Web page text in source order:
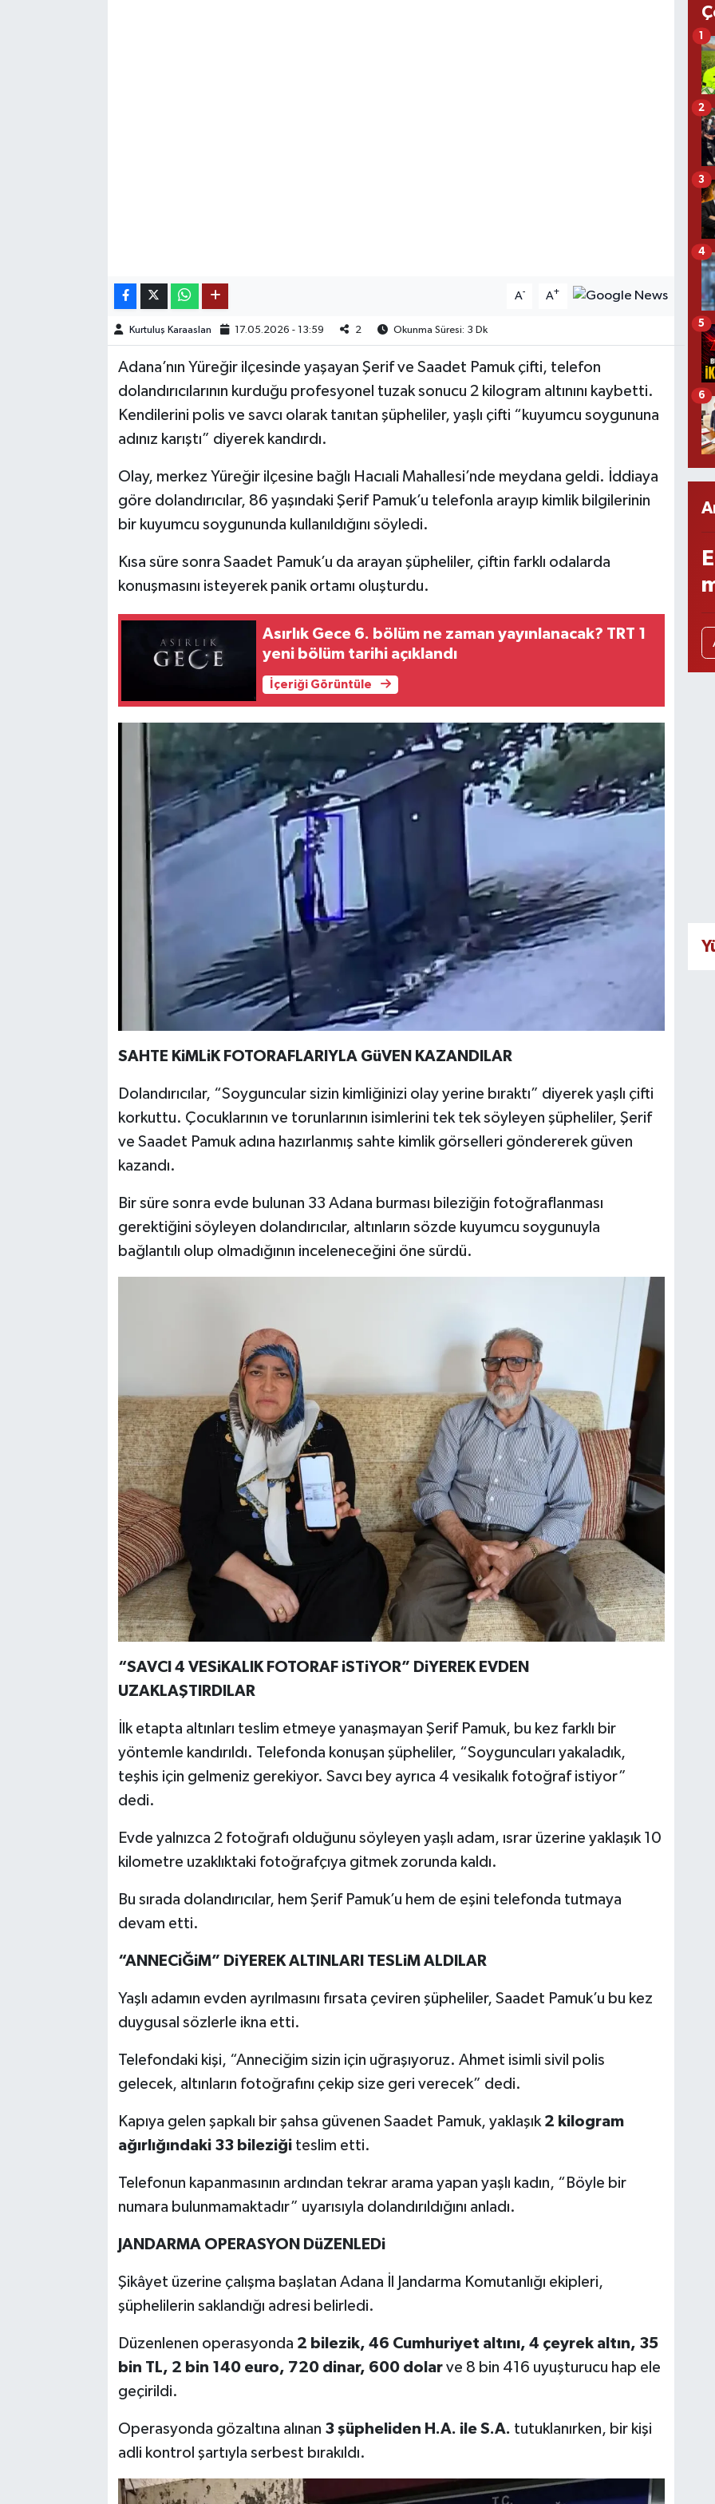
A- A+
Kurtuluş Karaaslan 17.05.2026 - 13:59 2 Okunma Süresi: 3 Dk
Adana’nın Yüreğir ilçesinde yaşayan Şerif ve Saadet Pamuk çifti, telefon
dolandırıcılarının kurduğu profesyonel tuzak sonucu 2 kilogram altınını kaybetti.
Kendilerini polis ve savcı olarak tanıtan şüpheliler, yaşlı çifti “kuyumcu soygununa
adınız karıştı” diyerek kandırdı.
Olay, merkez Yüreğir ilçesine bağlı Hacıali Mahallesi’nde meydana geldi. İddiaya
göre dolandırıcılar, 86 yaşındaki Şerif Pamuk’u telefonla arayıp kimlik bilgilerinin
bir kuyumcu soygununda kullanıldığını söyledi.
Kısa süre sonra Saadet Pamuk’u da arayan şüpheliler, çiftin farklı odalarda
konuşmasını isteyerek panik ortamı oluşturdu.
Asırlık Gece 6. bölüm ne zaman yayınlanacak? TRT 1
yeni bölüm tarihi açıklandı
İçeriği Görüntüle
SAHTE KiMLiK FOTORAFLARIYLA GüVEN KAZANDILAR
Dolandırıcılar, “Soyguncular sizin kimliğinizi olay yerine bıraktı” diyerek yaşlı çifti
korkuttu. Çocuklarının ve torunlarının isimlerini tek tek söyleyen şüpheliler, Şerif
ve Saadet Pamuk adına hazırlanmış sahte kimlik görselleri göndererek güven
kazandı.
Bir süre sonra evde bulunan 33 Adana burması bileziğin fotoğraflanması
gerektiğini söyleyen dolandırıcılar, altınların sözde kuyumcu soygunuyla
bağlantılı olup olmadığının inceleneceğini öne sürdü.
“SAVCI 4 VESiKALIK FOTORAF iSTiYOR” DiYEREK EVDEN
UZAKLAŞTIRDILAR
İlk etapta altınları teslim etmeye yanaşmayan Şerif Pamuk, bu kez farklı bir
yöntemle kandırıldı. Telefonda konuşan şüpheliler, “Soyguncuları yakaladık,
teşhis için gelmeniz gerekiyor. Savcı bey ayrıca 4 vesikalık fotoğraf istiyor”
dedi.
Evde yalnızca 2 fotoğrafı olduğunu söyleyen yaşlı adam, ısrar üzerine yaklaşık 10
kilometre uzaklıktaki fotoğrafçıya gitmek zorunda kaldı.
Bu sırada dolandırıcılar, hem Şerif Pamuk’u hem de eşini telefonda tutmaya
devam etti.
“ANNECiĞiM” DiYEREK ALTINLARI TESLiM ALDILAR
Yaşlı adamın evden ayrılmasını fırsata çeviren şüpheliler, Saadet Pamuk’u bu kez
duygusal sözlerle ikna etti.
Telefondaki kişi, “Anneciğim sizin için uğraşıyoruz. Ahmet isimli sivil polis
gelecek, altınların fotoğrafını çekip size geri verecek” dedi.
Kapıya gelen şapkalı bir şahsa güvenen Saadet Pamuk, yaklaşık 2 kilogram
ağırlığındaki 33 bileziği teslim etti.
Telefonun kapanmasının ardından tekrar arama yapan yaşlı kadın, “Böyle bir
numara bulunmamaktadır” uyarısıyla dolandırıldığını anladı.
JANDARMA OPERASYON DüZENLEDi
Şikâyet üzerine çalışma başlatan Adana İl Jandarma Komutanlığı ekipleri,
şüphelilerin saklandığı adresi belirledi.
Düzenlenen operasyonda 2 bilezik, 46 Cumhuriyet altını, 4 çeyrek altın, 35
bin TL, 2 bin 140 euro, 720 dinar, 600 dolar ve 8 bin 416 uyuşturucu hap ele
geçirildi.
Operasyonda gözaltına alınan 3 şüpheliden H.A. ile S.A. tutuklanırken, bir kişi
adli kontrol şartıyla serbest bırakıldı.
1
2
3
4
5
6
KÜLTÜR SANAT